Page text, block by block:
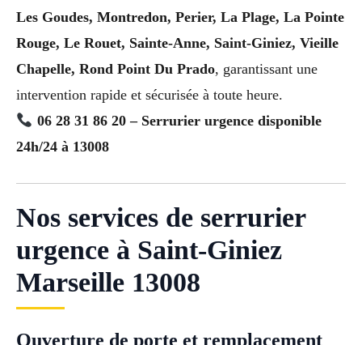
Les Goudes, Montredon, Perier, La Plage, La Pointe
Rouge, Le Rouet, Sainte-Anne, Saint-Giniez, Vieille
Chapelle, Rond Point Du Prado, garantissant une
intervention rapide et sécurisée à toute heure.
06 28 31 86 20 – Serrurier urgence disponible
24h/24 à 13008
Nos services de serrurier
urgence à Saint-Giniez
Marseille 13008
Ouverture de porte et remplacement